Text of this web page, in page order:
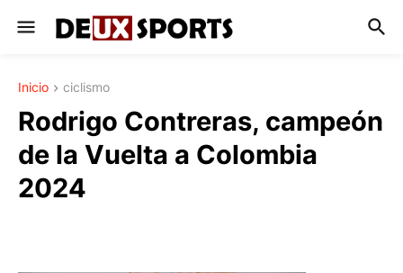
Inicio ciclismo
Rodrigo Contreras, campeón
de la Vuelta a Colombia
2024